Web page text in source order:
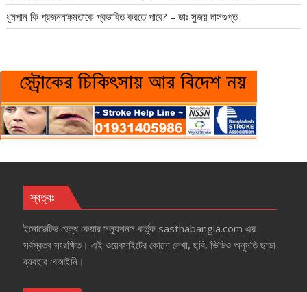
ধূমপান কি প্রজননক্ষমতাকে প্রভাবিত করতে পারে? – ডাঃ সুজয় দাসগুপ্ত
স্বত্বঃ
ইনোভেটিভ হেল্‌থ কেয়ার সল্যুশনস কর্তৃক sasthabangla.com এর
সর্বস্বত্ব সংরক্ষিত। এই ওয়েবসাইটের কোনো লেখা, ছবি, ভিডিও অনুমতি ছাড়া
ব্যবহার বেআইনি।